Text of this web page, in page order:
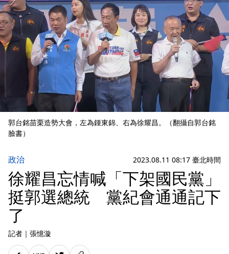
郭台銘苗栗造勢大會，左為鍾東錦、右為徐耀昌。（翻攝自郭台銘
臉書）
政治 2023.08.11 08:17 臺北時間
徐耀昌忘情喊「下架國民黨」
挺郭選總統 黨紀會通通記下
了
記者 ｜ 張憶漩